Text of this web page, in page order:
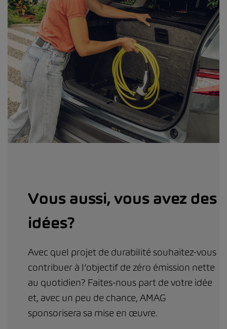
Vous aussi, vous avez des
idées?
Avec quel projet de durabilité souhaitez-vous
contribuer à l’objectif de zéro émission nette
au quotidien? Faites-nous part de votre idée
et, avec un peu de chance, AMAG
sponsorisera sa mise en œuvre.